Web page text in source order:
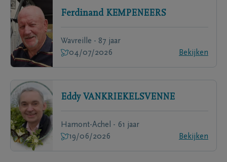
Ferdinand KEMPENEERS
Wavreille - 87 jaar
04/07/2026
Bekijken
Eddy VANKRIEKELSVENNE
Hamont-Achel - 61 jaar
19/06/2026
Bekijken